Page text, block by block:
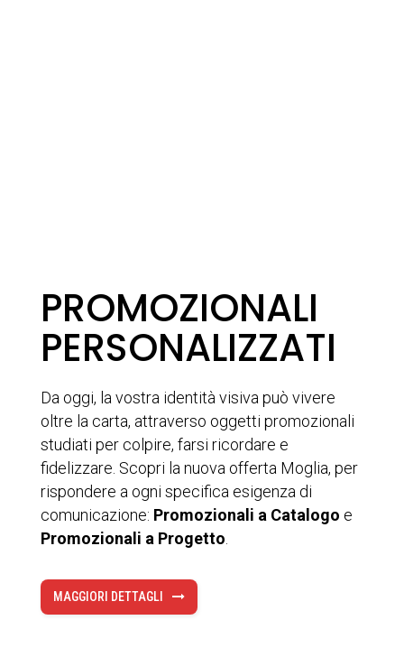
PROMOZIONALI
PERSONALIZZATI
Da oggi, la vostra identità visiva può vivere
oltre la carta, attraverso oggetti promozionali
studiati per colpire, farsi ricordare e
fidelizzare. Scopri la nuova offerta Moglia, per
rispondere a ogni specifica esigenza di
comunicazione: Promozionali a Catalogo e
Promozionali a Progetto.
MAGGIORI DETTAGLI